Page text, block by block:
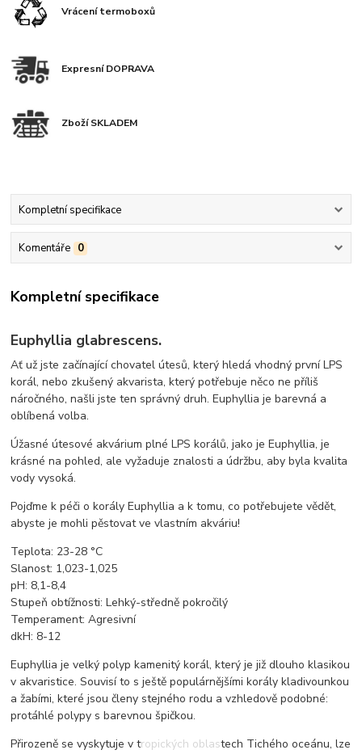
Vrácení termoboxů
Expresní DOPRAVA
Zboží SKLADEM
Kompletní specifikace
Komentáře 0
Kompletní specifikace
Euphyllia glabrescens.
Ať už jste začínající chovatel útesů, který hledá vhodný první LPS
korál, nebo zkušený akvarista, který potřebuje něco ne příliš
náročného, našli jste ten správný druh. Euphyllia je barevná a
oblíbená volba.
Úžasné útesové akvárium plné LPS korálů, jako je Euphyllia, je
krásné na pohled, ale vyžaduje znalosti a údržbu, aby byla kvalita
vody vysoká.
Pojďme k péči o korály Euphyllia a k tomu, co potřebujete vědět,
abyste je mohli pěstovat ve vlastním akváriu!
Teplota: 23-28 °C
Slanost: 1,023-1,025
pH: 8,1-8,4
Stupeň obtížnosti: Lehký-středně pokročilý
Temperament: Agresivní
dkH: 8-12
Euphyllia je velký polyp kamenitý korál, který je již dlouho klasikou
v akvaristice. Souvisí to s ještě populárnějšími korály kladivounkou
a žabími, které jsou členy stejného rodu a vzhledově podobné:
protáhlé polypy s barevnou špičkou.
Přirozeně se vyskytuje v tropických oblastech Tichého oceánu, lze